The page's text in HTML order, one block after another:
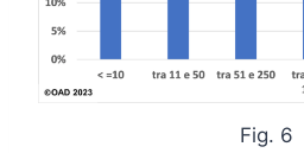
Fig. 6